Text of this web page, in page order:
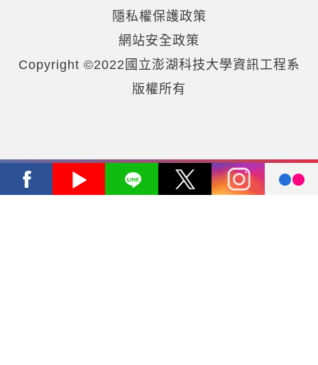
隱私權保護政策
網站安全政策
Copyright ©2022國立澎湖科技大學資訊工程系
版權所有
Facebook Youtube Line X Instagram